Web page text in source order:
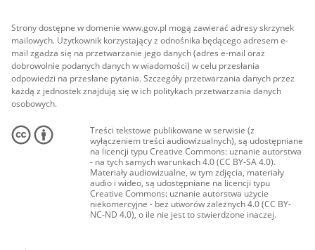
Strony dostępne w domenie www.gov.pl mogą zawierać adresy skrzynek
mailowych. Użytkownik korzystający z odnośnika będącego adresem e-
mail zgadza się na przetwarzanie jego danych (adres e-mail oraz
dobrowolnie podanych danych w wiadomości) w celu przesłania
odpowiedzi na przesłane pytania. Szczegóły przetwarzania danych przez
każdą z jednostek znajdują się w ich politykach przetwarzania danych
osobowych.
Treści tekstowe publikowane w serwisie (z
wyłączeniem treści audiowizualnych), są udostępniane
na licencji typu Creative Commons: uznanie autorstwa
- na tych samych warunkach 4.0 (CC BY-SA 4.0).
Materiały audiowizualne, w tym zdjęcia, materiały
audio i wideo, są udostępniane na licencji typu
Creative Commons: uznanie autorstwa użycie
niekomercyjne - bez utworów zależnych 4.0 (CC BY-
NC-ND 4.0), o ile nie jest to stwierdzone inaczej.